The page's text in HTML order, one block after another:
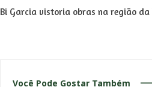
Bi Garcia vistoria obras na região da
Você Pode Gostar Também